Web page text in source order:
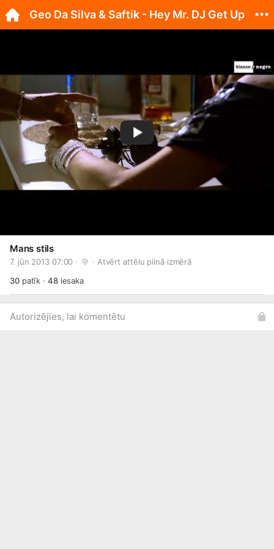
Mans stils
7. jūn 2013 07:00 · · Atvērt attēlu pilnā izmērā
30patīk · 48iesaka
Autorizējies, lai komentētu
Geo Da Silva & Saftik - Hey Mr. DJ Get Up